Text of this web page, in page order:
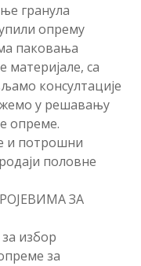
гранула
опрему
паковања
материјале, са
консултације
у решавању
опреме.
и потрошни
половне
ЗА
избор
за